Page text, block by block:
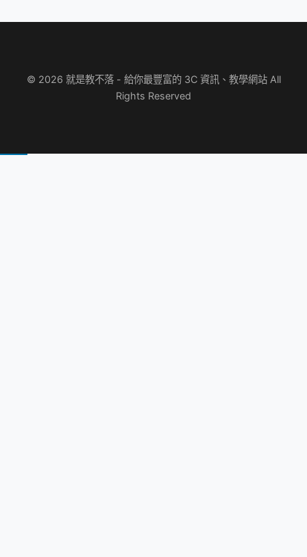
© 2026 就是教不落 - 給你最豐富的 3C 資訊、教學網站 All
Rights Reserved